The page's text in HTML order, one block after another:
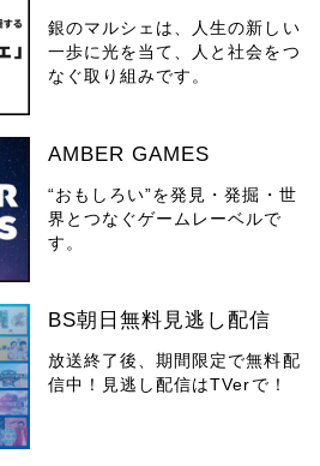
銀のマルシェは、人生の新しい
一歩に光を当て、人と社会をつ
なぐ取り組みです。
AMBER GAMES
“おもしろい”を発見・発掘・世
界とつなぐゲームレーベルで
す。
BS朝日無料見逃し配信
放送終了後、期間限定で無料配
信中！見逃し配信はTVerで！